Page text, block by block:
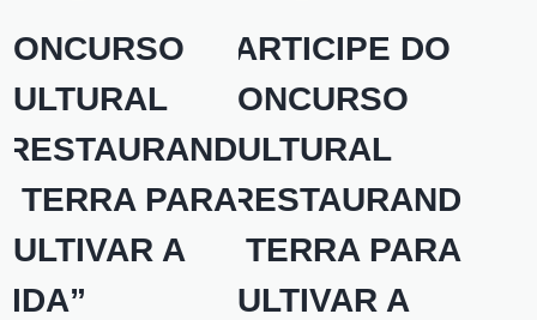
TERRA PARA
A
PARTICIPE DO
CONCURSO
CULTURAL
“RESTAURANDO
A TERRA PARA
CULTIVAR A